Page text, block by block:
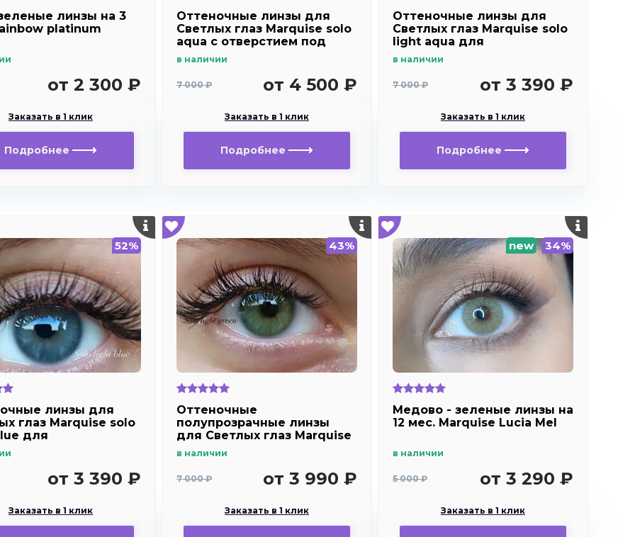
линзы на 3
platinum
от 2 300 ₽
Заказать в 1 клик
Подробнее
Оттеночные линзы для
Светлых глаз Marquise solo
aqua с отверстием под
дальнозоркости и
близорукости
в наличии
7 000 ₽ от 4 500 ₽
Заказать в 1 клик
Подробнее
Оттеночные линзы для
Светлых глаз Marquise solo
light aqua для
близорукости
в наличии
7 000 ₽ от 3 390 ₽
Заказать в 1 клик
Подробнее
52%
линзы для
глаз Marquise solo
для
от 3 390 ₽
Заказать в 1 клик
43%
Оттеночные
полупрозрачные линзы
для Светлых глаз Marquise
дальнозоркости и
близорукости
в наличии
7 000 ₽ от 3 990 ₽
Заказать в 1 клик
new 34%
Медово - зеленые линзы на
12 мес. Marquise Lucia Mel
в наличии
5 000 ₽ от 3 290 ₽
Заказать в 1 клик